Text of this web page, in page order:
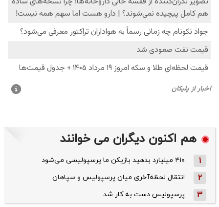
هم اکنون دیگران می خوانند
1 ۴۱۰ میلیارد بدهید بازیکن ما پرسپولیسی می‌شود
2 انتقال لحظه‌آخری میان پرسپولیس و سپاهان
3 پرسپولیس دست به کار شد